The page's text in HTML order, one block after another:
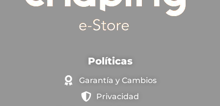
Políticas
Garantía y Cambios
Privacidad